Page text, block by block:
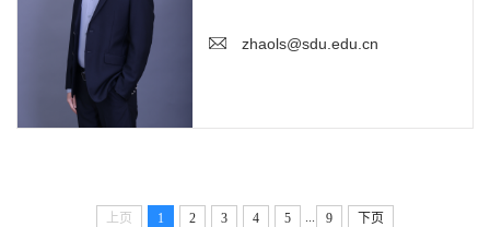
zhaols@sdu.edu.cn
上页 1 2 3 4 5 9 下页